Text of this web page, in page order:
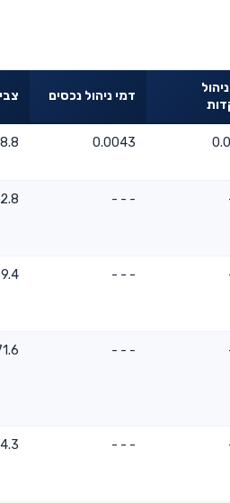
דמי ניהול נכסים
0.0043
- - -
- - -
- - -
- - -